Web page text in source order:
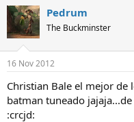
Pedrum
The Buckminster
16 Nov 2012
Christian Bale el mejor de
batman tuneado
:crcjd: